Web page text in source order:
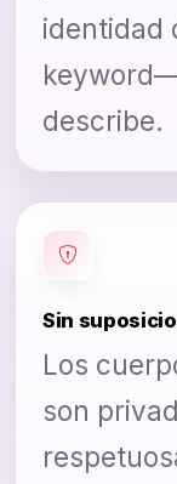
identidad
describe.
Sin
Los
son